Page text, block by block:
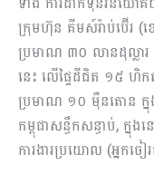
ក្រុមហ៊ុន គីមស៍រ៉ាប់ប៊ើរ (
ប្រមាណ ៣០ លានដុល្លា
នេះ លើផ្ទៃដីជិត ១៥ ហិ
ប្រមាណ ១០ ម៉ឺនតោន ក្នុង
កម្ពុជាសន្ធឹកសន្ធាប់, ក្នុ
ការងារប្រយោល (អ្នក